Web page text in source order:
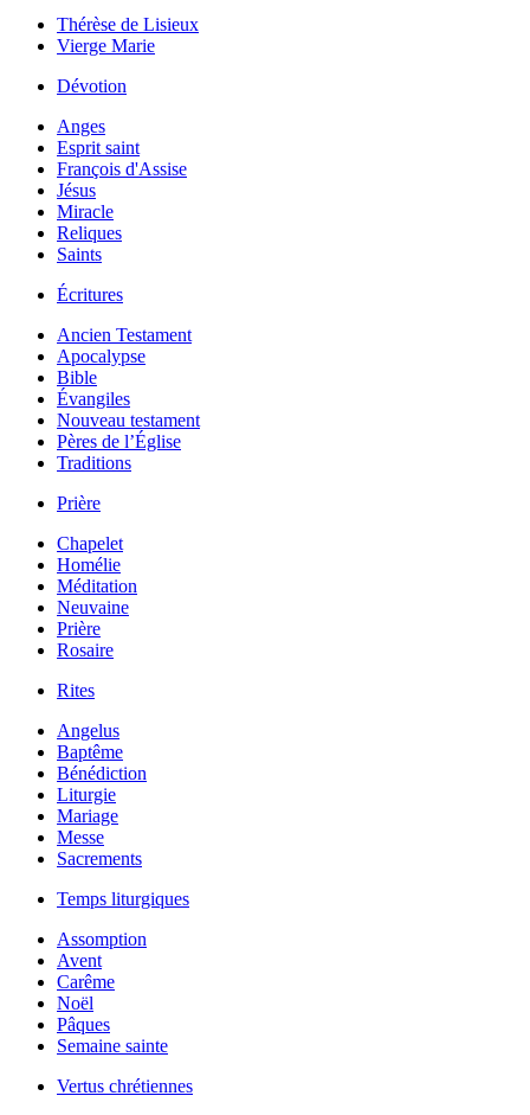
Thérèse de Lisieux
Vierge Marie
Dévotion
Anges
Esprit saint
François d'Assise
Jésus
Miracle
Reliques
Saints
Écritures
Ancien Testament
Apocalypse
Bible
Évangiles
Nouveau testament
Pères de l’Église
Traditions
Prière
Chapelet
Homélie
Méditation
Neuvaine
Prière
Rosaire
Rites
Angelus
Baptême
Bénédiction
Liturgie
Mariage
Messe
Sacrements
Temps liturgiques
Assomption
Avent
Carême
Noël
Pâques
Semaine sainte
Vertus chrétiennes